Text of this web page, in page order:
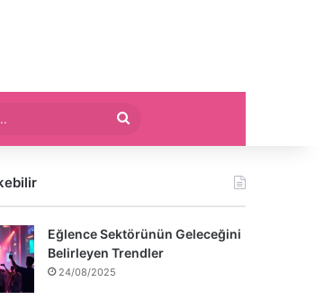
yap
Eğlence Sektörünün Geleceğini
Belirleyen Trendler
24/08/2025